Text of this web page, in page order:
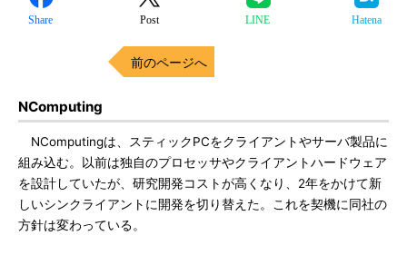
Share Post LINE Hatena
前のページへ
NComputing
NComputingは、スティックPCをクライアントやサーバ製品に
組み込む。以前は独自のプロセッサやクライアントハードウェア
を設計していたが、研究開発コストが高くなり、2年をかけて新
しいシンクライアントに開発を切り替えた。これを契機に同社の
方針は変わっている。